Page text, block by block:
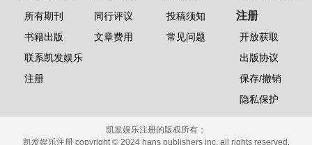
所有期刊
书籍出版
联系凯发娱乐
注册
同行评议
文章费用
投稿须知
常见问题
注册
开放获取
出版协议
保存/撤销
隐私保护
凯发娱乐注册的版权所有：
凯发娱乐注册 copyright © 2024 hans publishers inc. all rights reserved.